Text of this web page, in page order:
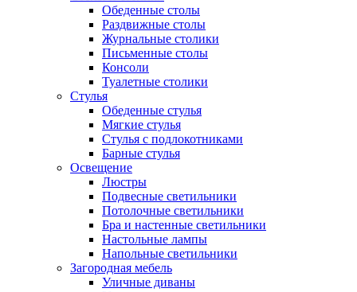
Обеденные столы
Раздвижные столы
Журнальные столики
Письменные столы
Консоли
Туалетные столики
Стулья
Обеденные стулья
Мягкие стулья
Стулья с подлокотниками
Барные стулья
Освещение
Люстры
Подвесные светильники
Потолочные светильники
Бра и настенные светильники
Настольные лампы
Напольные светильники
Загородная мебель
Уличные диваны